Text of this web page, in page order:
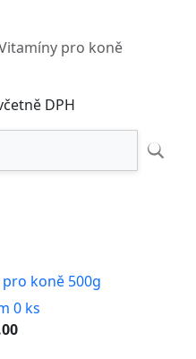
pro koně
DPH
koně 500g
0 ks